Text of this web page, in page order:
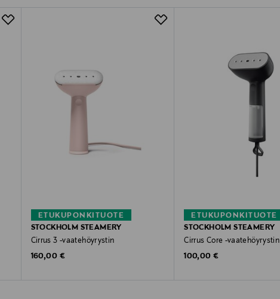
ETUKUPONKITUOTE
STOCKHOLM STEAMERY
Cirrus 3 -vaatehöyrystin
Original Price
160,00 €
ETUKUPONKITUOTE
STOCKHOLM STEAMERY
Cirrus Core -vaatehöyrystin
Original Price
100,00 €